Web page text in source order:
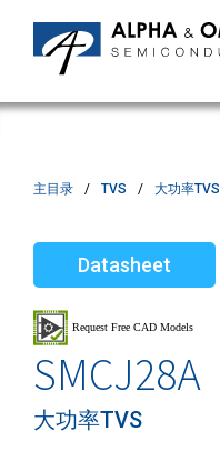
主目录 TVS 大功率TVS
Datasheet
SMCJ28A
大功率TVS